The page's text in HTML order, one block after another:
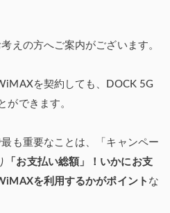
えの方へご案内がございます。
を契約しても、DOCK 5G
ができます。
も重要なことは、「キャンペー
「お支払い総額」！いかにお支
を利用するかがポイント な